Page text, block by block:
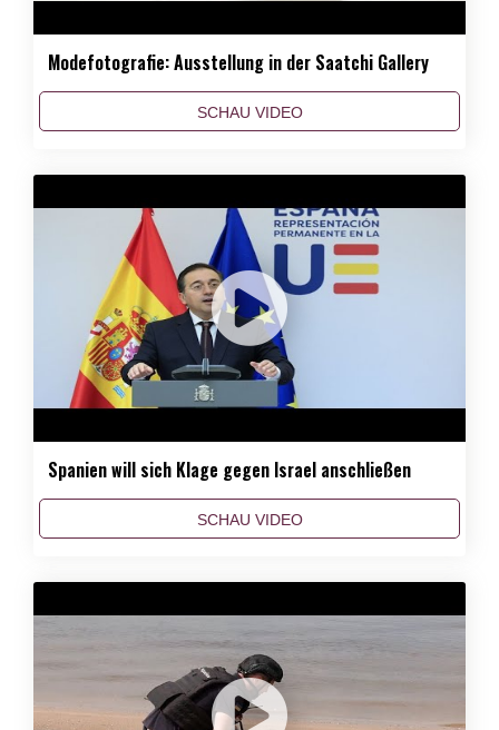
Modefotografie: Ausstellung in der Saatchi Gallery
SCHAU VIDEO
Spanien will sich Klage gegen Israel anschließen
SCHAU VIDEO